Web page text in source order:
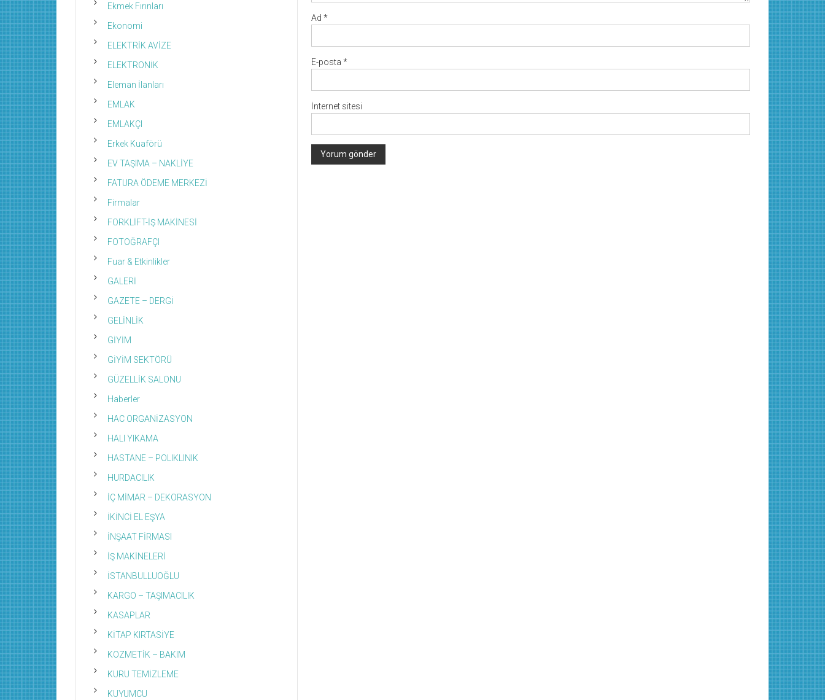
Ad *
E-posta *
İnternet sitesi
Ekmek Fırınları
Ekonomi
ELEKTRİK AVİZE
ELEKTRONİK
Eleman İlanları
EMLAK
EMLAKÇI
Erkek Kuaförü
EV TAŞIMA – NAKLİYE
FATURA ÖDEME MERKEZİ
Firmalar
FORKLİFT-İŞ MAKİNESİ
FOTOĞRAFÇI
Fuar & Etkinlikler
GALERİ
GAZETE – DERGİ
GELİNLİK
GİYİM
GİYİM SEKTÖRÜ
GÜZELLİK SALONU
Haberler
HAC ORGANİZASYON
HALI YIKAMA
HASTANE – POLIKLINIK
HURDACILIK
İÇ MİMAR – DEKORASYON
İKİNCİ EL EŞYA
İNŞAAT FİRMASI
İŞ MAKİNELERİ
İSTANBULLUOĞLU
KARGO – TAŞIMACILIK
KASAPLAR
KİTAP KIRTASİYE
KOZMETİK – BAKIM
KURU TEMİZLEME
KUYUMCU